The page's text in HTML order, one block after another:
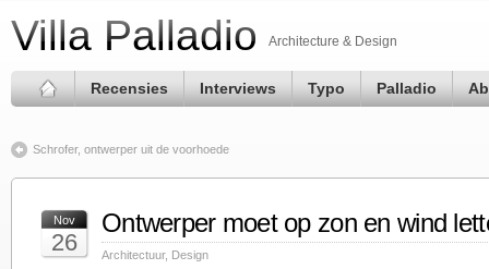
Villa Palladio Architecture & Design
Recensies Interviews Typo Palladio
Schrofer, ontwerper uit de voorhoede
Nov
26
Ontwerper moet op zon en wind
Architectuur, Design